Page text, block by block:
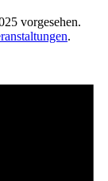
vorgesehen.
.